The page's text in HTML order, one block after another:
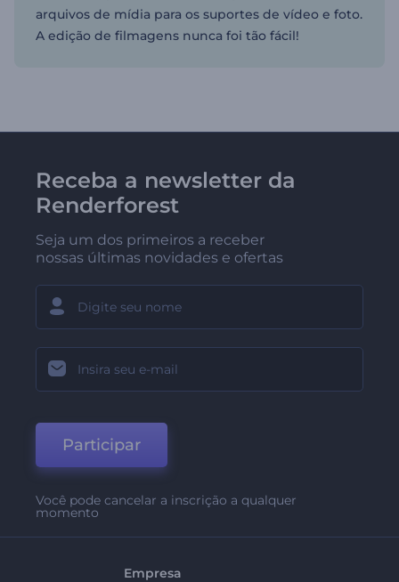
arquivos de mídia para os suportes de vídeo e foto.
A edição de filmagens nunca foi tão fácil!
Receba a newsletter da
Renderforest
Seja um dos primeiros a receber
nossas últimas novidades e ofertas
Participar
Você pode cancelar a inscrição a qualquer
momento
Empresa